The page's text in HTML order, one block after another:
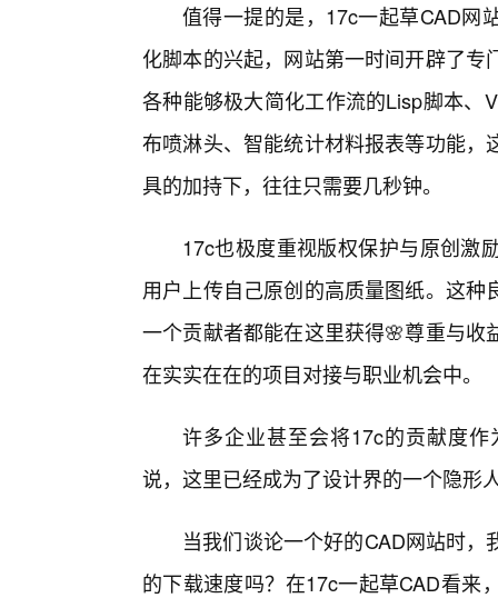
值得一提的是，17c一起草CAD网
化脚本的兴起，网站第一时间开辟了
各种能够极大简化工作流的Lisp脚本、
布喷淋头、智能统计材料报表等功能
具的加持下，往往只需要几秒钟。
17c也极度重视版权保护与原创激
用户上传自己原创的高质量图纸。这
一个贡献者都能在这里获得🌸尊重与
在实实在在的项目对接与职业机会中。
许多企业甚至会将17c的贡献度
说，这里已经成为了设计界的一个隐形
当我们谈论一个好的CAD网站时
的下载速度吗？在17c一起草CAD看来